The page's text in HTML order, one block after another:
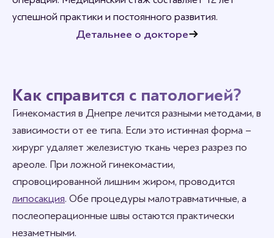
успешной практики и постоянного развития.
Детальнее о докторе
Как справится с патологией?
Гинекомастия в Днепре лечится разными методами, в
зависимости от ее типа. Если это истинная форма –
хирург удаляет железистую ткань через разрез по
ареоле. При ложной гинекомастии,
спровоцированной лишним жиром, проводится
липосакция. Обе процедуры малотравматичные, а
послеоперационные швы остаются практически
незаметными.